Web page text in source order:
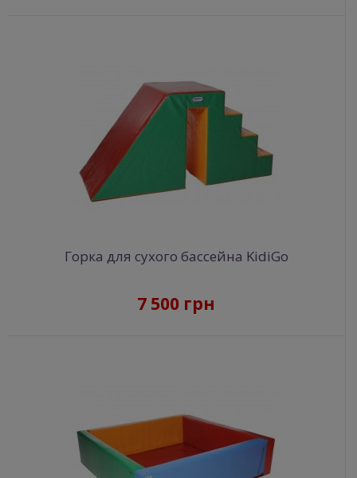
Горка для сухого бассейна KidiGo
7 500 грн